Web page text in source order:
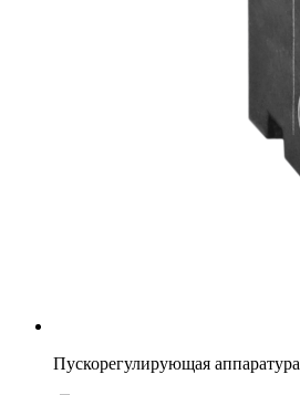
Пускорегулирующая аппаратура